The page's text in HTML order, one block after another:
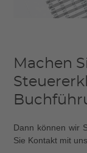
Machen
Dann können wir
Sie Kontakt mit